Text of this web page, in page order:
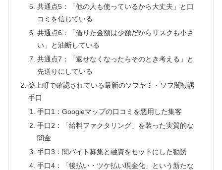
共通点5：「他の人も使っているから大丈夫」と口
コミを信じている
共通点6：「借りた金額は少額だからリスクも小さ
い」と油断している
共通点7：「返せなくなったらそのとき考える」と
先送りにしている
築上町で確認されている最新のソフヤミ・ソフ闇勧誘
手口
手口1：Googleマップの口コミを悪用した集客
手口2：「給料ファクタリング」を装った実質的な
闇金
手口3：闇バイト募集と融資をセットにした勧誘
手口4：「後払い・ツケ払い現金化」という新たな